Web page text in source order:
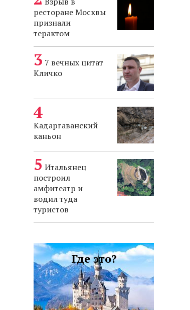
ресторане Москвы
признали
терактом
7 вечных цитат
Кличко
Кадаргаванский
каньон
Итальянец
построил
амфитеатр и
водил туда
туристов
Где это?